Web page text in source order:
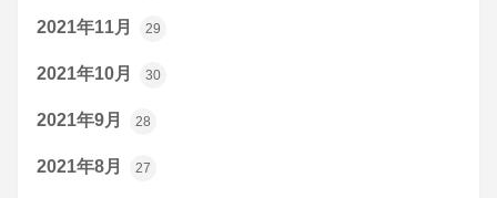
2021年11月 29
2021年10月 30
2021年9月 28
2021年8月 27